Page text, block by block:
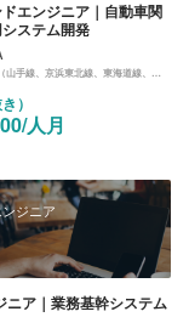
エンジニア｜自動車関
ステム開発
、京浜東北線、東海道線、中央線、京葉線、丸ノ内線）
）
人月
ジニア
ア｜業務基幹システム